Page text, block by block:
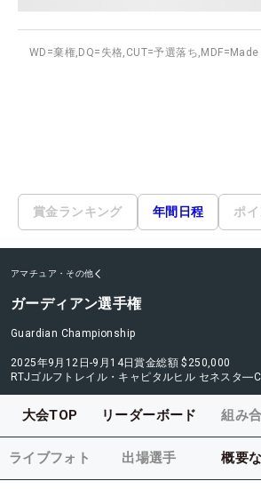
WD=棄権, DQ=失格, CUT=予選落ち,
賞金ランキング 年間日程 ポ
アマチュア・その他
ガーディアン選手権
Guardian Championship
2025年9月12日-9月14日賞金総額 $250,000
RTJゴルフトレイル・キャピタルヒル セネスタ―C
大会TOP リーダーボード 組み
ライブフォト 出場選手 概要